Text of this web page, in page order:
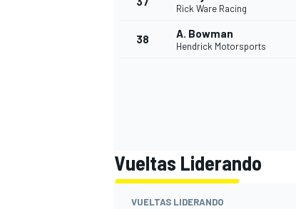
Rick Ware Racing
38 A. Bowman
Hendrick Motorsports
Vueltas Liderando
VUELTAS LIDERANDO